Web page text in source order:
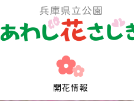
開花情報